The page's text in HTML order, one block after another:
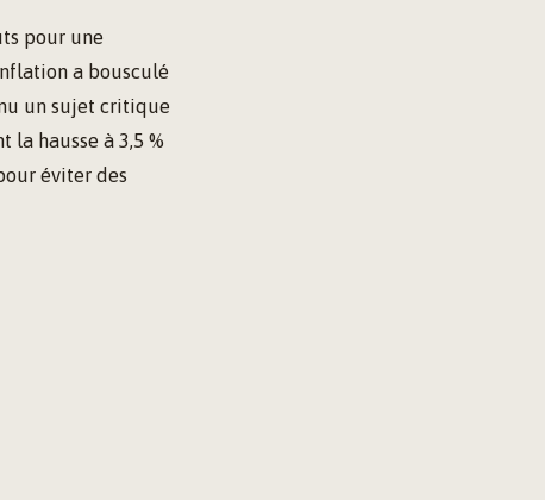
pour une
a bousculé
un sujet critique
hausse à 3,5 %
éviter des